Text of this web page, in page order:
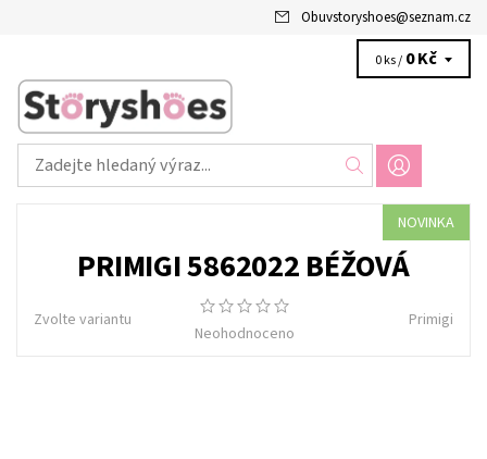
Obuvstoryshoes@seznam.cz
0 ks / 0 Kč
NOVINKA
PRIMIGI 5862022 BÉŽOVÁ
Zvolte variantu
Neohodnoceno
Primigi